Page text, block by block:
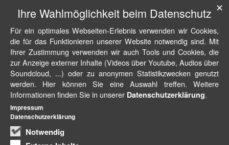
Ihre Wahlmöglichkeit beim Datenschutz
Für ein optimales Webseiten-Erlebnis verwenden wir Cookies,
die für das Funktionieren unserer Website notwendig sind. Mit
Ihrer Zustimmung verwenden wir auch Tools und Cookies, die
zur Anzeige externer Inhalte (Videos über Youtube, Audios über
Soundcloud, ...) oder zu anonymen Statistikzwecken genutzt
werden. Hier können Sie eine Auswahl treffen. Weitere
Informationen finden Sie in unserer Datenschutzerklärung.
Notwendig
✕
Impressum
Datenschutzerklärung